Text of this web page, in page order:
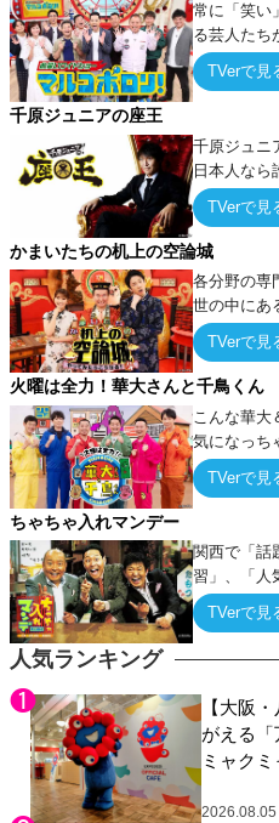
人気ランキング
【大阪・
がえる「
ミャク
展示も
2026.08.05
常に「笑い
る芸人たち
出でて、新
TVerで見
千原ジュニアの座王
千原ジュニ
日本人なら
ーム』をベ
ケ・歌…な
タを競い合
TVerで見
かまいたちの机上の空論城
各分野の専
世の中にあ
みたらこう
論”に若手
TVerで見
火曜は全力！華大さんと千鳥くん
こんな華大
気になっち
ー！
TVerで見
ちゃちゃ入れマンデー
関西で「話
習」、「人
るテーマに
ていく関西
TVerで見